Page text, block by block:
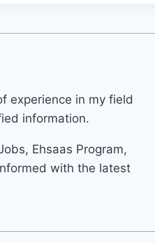
experience in my field
information.
Ehsaas Program,
with the latest